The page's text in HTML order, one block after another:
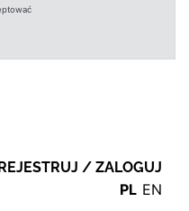
/ ZALOGUJ
PL EN